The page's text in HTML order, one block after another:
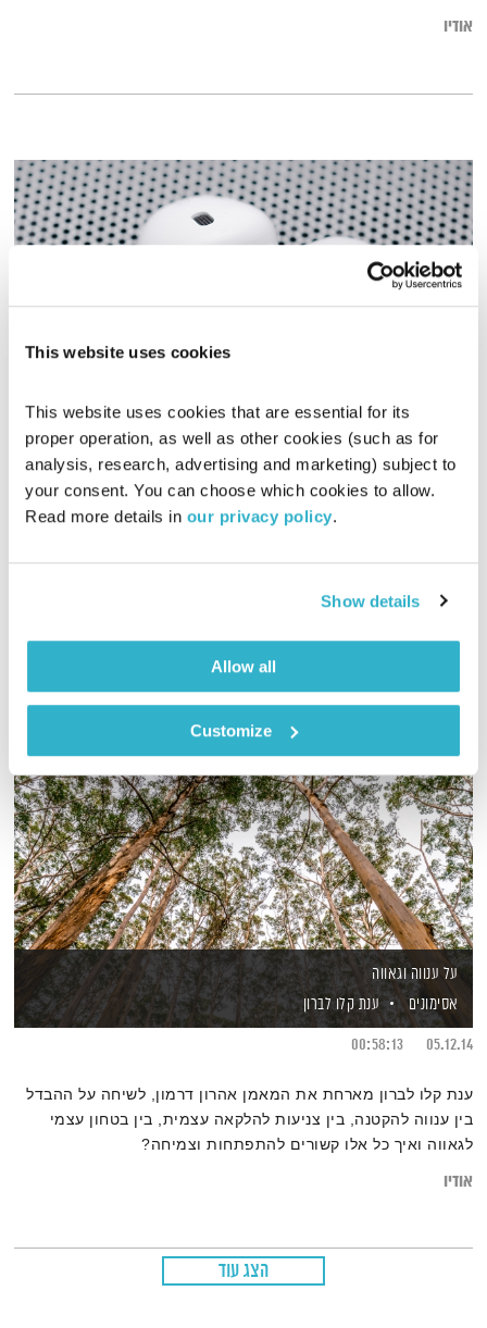
This website uses cookies
This website uses cookies that are essential for its
proper operation, as well as other cookies (such as for
analysis, research, advertising and marketing) subject to
your consent. You can choose which cookies to allow.
Read more details in our privacy policy.
Show details
Allow all
Customize
אודיו
מנועים קדימה – 15.12.20
מנועים קדימה
גלית גורא-עיני
01:00:19
כל יום בדרך הביתה – שעה של מוזיקה מעולה בעריכתה ובהגשתה
אודיו
על ענווה וגאווה
אסימונים
ענת קלו לברון
05.12.14
00:58:13
ענת קלו לברון מארחת את המאמן אהרון דרמון, לשיחה על ההבדל
בין ענווה להקטנה, בין צניעות להלקאה עצמית, בין בטחון עצמי
לגאווה ואיך כל אלו קשורים להתפתחות וצמיחה?
אודיו
הצג עוד